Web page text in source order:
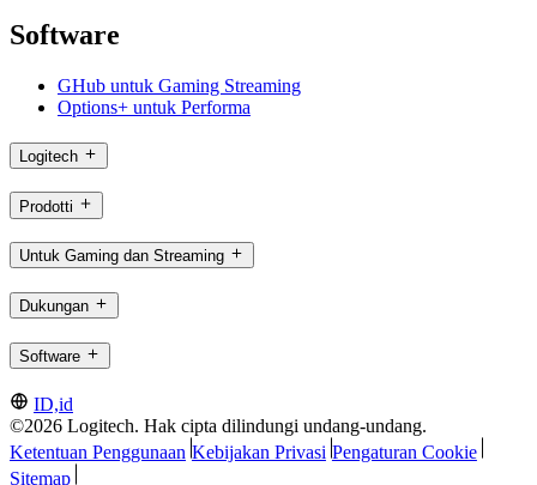
Software
GHub untuk Gaming Streaming
Options+ untuk Performa
Logitech
Prodotti
Untuk Gaming dan Streaming
Dukungan
Software
ID,id
©2026 Logitech. Hak cipta dilindungi undang-undang.
Ketentuan Penggunaan Kebijakan Privasi Pengaturan Cookie
Sitemap